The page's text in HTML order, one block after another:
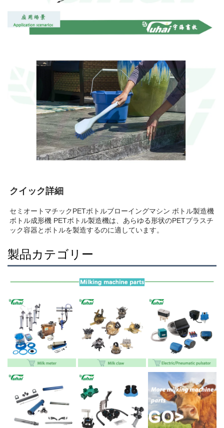
クイック詳細
セミオートマチックPETボトルブローイングマシン ボトル製造機
ボトル成形機 PETボトル製造機は、あらゆる形状のPETプラスチ
ック容器とボトルを製造するのに適しています。
製品カテゴリー